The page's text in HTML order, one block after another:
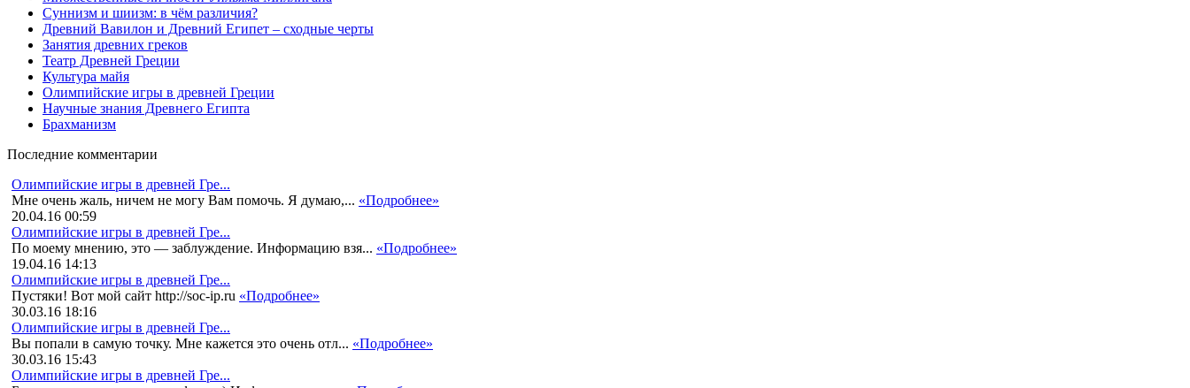
Суннизм и шиизм: в чём различия?
Древний Вавилон и Древний Египет – сходные черты
Занятия древних греков
Театр Древней Греции
Культура майя
Олимпийские игры в древней Греции
Научные знания Древнего Египта
Брахманизм
Последние комментарии
Олимпийские игры в древней Гре...
Мне очень жаль, ничем не могу Вам помочь. Я думаю,... «Подробнее»
20.04.16 00:59
Олимпийские игры в древней Гре...
По моему мнению, это — заблуждение. Информацию взя... «Подробнее»
19.04.16 14:13
Олимпийские игры в древней Гре...
Пустяки! Вот мой сайт http://soc-ip.ru «Подробнее»
30.03.16 18:16
Олимпийские игры в древней Гре...
Вы попали в самую точку. Мне кажется это очень отл... «Подробнее»
30.03.16 15:43
Олимпийские игры в древней Гре...